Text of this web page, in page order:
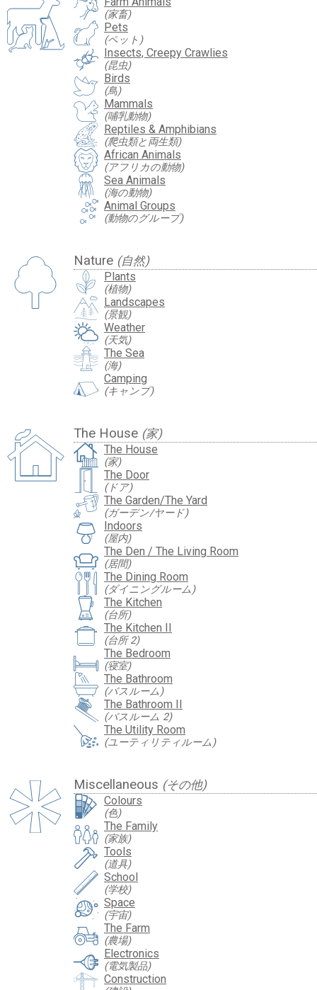
(家畜)
Pets
(ペット)
Insects, Creepy Crawlies
(昆虫)
Birds
(鳥)
Mammals
(哺乳動物)
Reptiles & Amphibians
(爬虫類と両生類)
African Animals
(アフリカの動物)
Sea Animals
(海の動物)
Animal Groups
(動物のグループ)
Nature (自然)
Plants
(植物)
Landscapes
(景観)
Weather
(天気)
The Sea
(海)
Camping
(キャンプ)
The House (家)
The House
(家)
The Door
(ドア)
The Garden/The Yard
(ガーデン/ヤード)
Indoors
(屋内)
The Den / The Living Room
(居間)
The Dining Room
(ダイニングルーム)
The Kitchen
(台所)
The Kitchen II
(台所 2)
The Bedroom
(寝室)
The Bathroom
(バスルーム)
The Bathroom II
(バスルーム 2)
The Utility Room
(ユーティリティルーム)
Miscellaneous (その他)
Colours
(色)
The Family
(家族)
Tools
(道具)
School
(学校)
Space
(宇宙)
The Farm
(農場)
Electronics
(電気製品)
Construction